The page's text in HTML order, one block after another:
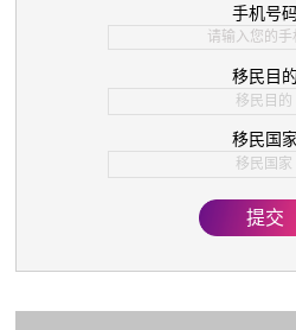
手机号
移民目的
移民目的
子女教育
移民国家
移民国家
欧洲
亚洲
提交